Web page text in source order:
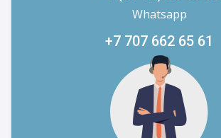
Whatsapp
+7 707 662 65 61